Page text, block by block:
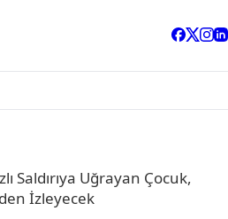
Saldırıya Uğrayan Çocuk,
İzleyecek